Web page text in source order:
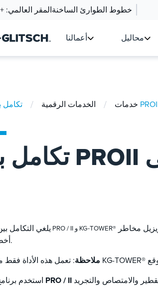
المقر العالمي: +1-316-828-5110 خطوط الطوارئ الساخنة
أعمالنا محاليل
خدمات / الخدمات الرقمية /
يلغي التكامل برامج PRO / II و KG-TOWER®
أخطاء نقل البيانات.
ملاحظة
PRO / II